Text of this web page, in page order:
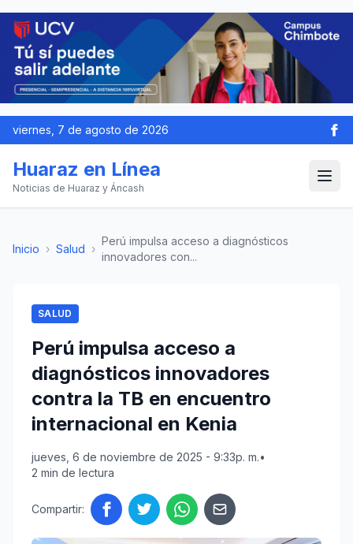
viernes, 7 de agosto de 2026
Huaraz en Línea
Noticias de Huaraz y Áncash
Inicio › Salud ›
Perú impulsa acceso a diagnósticos
innovadores con...
SALUD
Perú impulsa acceso a
diagnósticos innovadores
contra la TB en encuentro
internacional en Kenia
jueves, 6 de noviembre de 2025 - 9:33p. m.•
2 min de lectura
Compartir: